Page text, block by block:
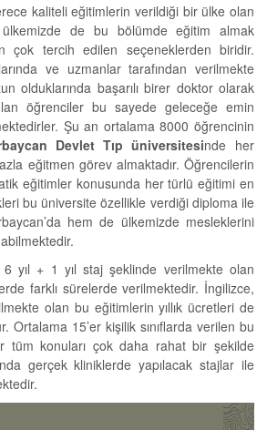
kaliteli eğitimlerin verildiği bir ülke olan
ülkemizde de bu bölümde eğitim almak
çok tercih edilen seçeneklerden biridir.
ve uzmanlar tarafından verilmekte
olduklarında başarılı birer doktor olarak
öğrenciler bu sayede geleceğe emin
Şu an ortalama 8000 öğrencinin
Devlet Tıp üniversitesinde her
eğitmen görev almaktadır. Öğrencilerin
eğitimler konusunda her türlü eğitimi en
bu üniversite özellikle verdiği diploma ile
hem de ülkemizde mesleklerini
yıl + 1 yıl staj şeklinde verilmekte olan
farklı sürelerde verilmektedir. İngilizce,
olan bu eğitimlerin yıllık ücretleri de
Ortalama 15’er kişilik sınıflarda verilen bu
tüm konuları çok daha rahat bir şekilde
gerçek kliniklerde yapılacak stajlar ile